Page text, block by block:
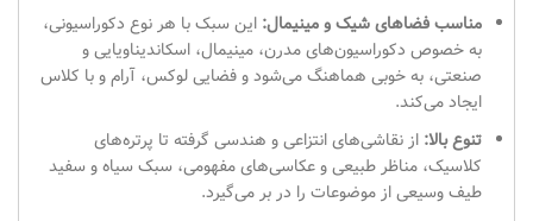
مناسب فضاهای شیک و مینیمال: این سبک با هر نوع دکوراسیونی،
به خصوص دکوراسیون‌های مدرن، مینیمال، اسکاندیناویایی و
صنعتی، به خوبی هماهنگ می‌شود و فضایی لوکس، آرام و با کلاس
ایجاد می‌کند.
تنوع بالا: از نقاشی‌های انتزاعی و هندسی گرفته تا پرتره‌های
کلاسیک، مناظر طبیعی و عکاسی‌های مفهومی، سبک سیاه و سفید
طیف وسیعی از موضوعات را در بر می‌گیرد.